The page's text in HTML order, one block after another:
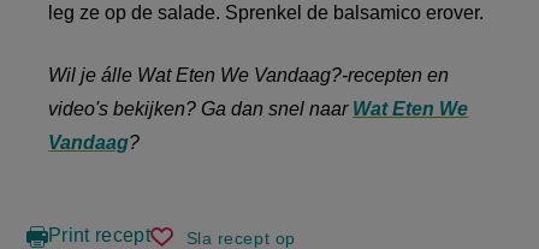
leg ze op de salade. Sprenkel de balsamico erover.
Wil je álle Wat Eten We Vandaag?-recepten en
video's bekijken? Ga dan snel naar Wat Eten We
Vandaag?
Print recept Sla recept op